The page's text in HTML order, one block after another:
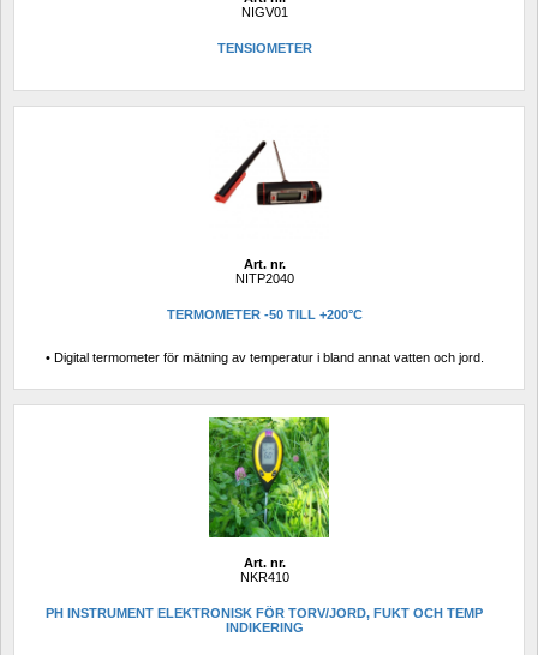
NIGV01
TENSIOMETER
Art. nr.
NITP2040
TERMOMETER -50 TILL +200°C
• Digital termometer för mätning av temperatur i bland annat vatten och jord.
Art. nr.
NKR410
PH INSTRUMENT ELEKTRONISK FÖR TORV/JORD, FUKT OCH TEMP
INDIKERING